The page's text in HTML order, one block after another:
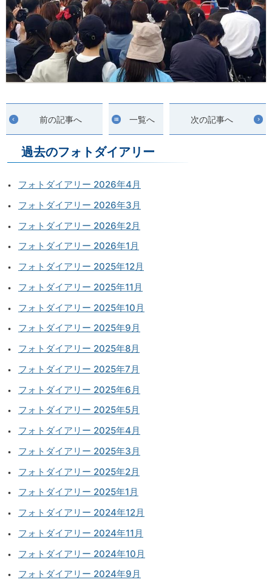
前の記事へ 一覧へ 次の記事へ
過去のフォトダイアリー
フォトダイアリー 2026年4月
フォトダイアリー 2026年3月
フォトダイアリー 2026年2月
フォトダイアリー 2026年1月
フォトダイアリー 2025年12月
フォトダイアリー 2025年11月
フォトダイアリー 2025年10月
フォトダイアリー 2025年9月
フォトダイアリー 2025年8月
フォトダイアリー 2025年7月
フォトダイアリー 2025年6月
フォトダイアリー 2025年5月
フォトダイアリー 2025年4月
フォトダイアリー 2025年3月
フォトダイアリー 2025年2月
フォトダイアリー 2025年1月
フォトダイアリー 2024年12月
フォトダイアリー 2024年11月
フォトダイアリー 2024年10月
フォトダイアリー 2024年9月